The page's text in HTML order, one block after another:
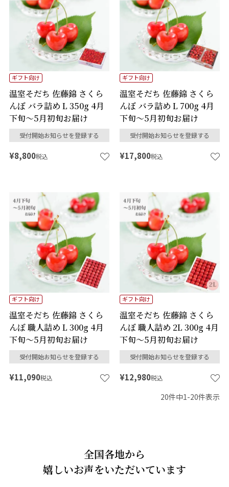
温室そだち 佐藤錦 さくら
んぼ バラ詰め L 350g 4月
下旬～5月初旬お届け
ギフト向け
受付開始お知らせを登録する
¥8,800税込
温室そだち 佐藤錦 さくら
んぼ バラ詰め L 700g 4月
下旬～5月初旬お届け
ギフト向け
受付開始お知らせを登録する
¥17,800税込
温室そだち 佐藤錦 さくら
んぼ 職人詰め L 300g 4月
下旬～5月初旬お届け
ギフト向け
受付開始お知らせを登録する
¥11,090税込
温室そだち 佐藤錦 さくら
んぼ 職人詰め 2L 300g 4月
下旬～5月初旬お届け
ギフト向け
受付開始お知らせを登録する
¥12,980税込
20件中1-20件表示
全国各地から
嬉しいお声をいただいています